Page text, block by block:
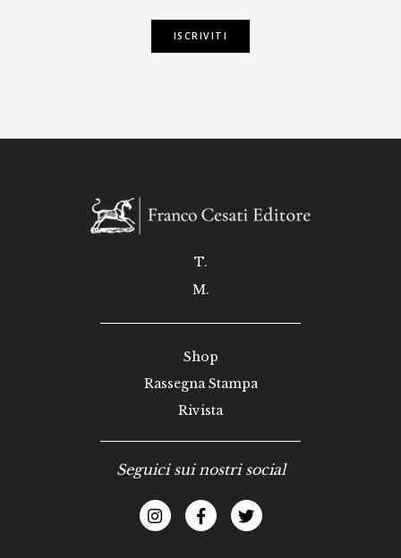
ISCRIVITI
T.
M.
Shop
Rassegna Stampa
Rivista
Seguici sui nostri social